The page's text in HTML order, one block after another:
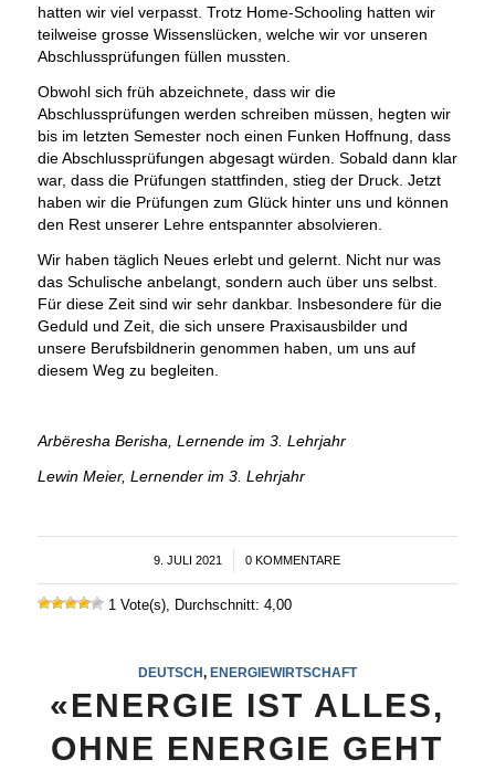
hatten wir viel verpasst. Trotz Home-Schooling hatten wir
teilweise grosse Wissenslücken, welche wir vor unseren
Abschlussprüfungen füllen mussten.
Obwohl sich früh abzeichnete, dass wir die
Abschlussprüfungen werden schreiben müssen, hegten wir
bis im letzten Semester noch einen Funken Hoffnung, dass
die Abschlussprüfungen abgesagt würden. Sobald dann klar
war, dass die Prüfungen stattfinden, stieg der Druck. Jetzt
haben wir die Prüfungen zum Glück hinter uns und können
den Rest unserer Lehre entspannter absolvieren.
Wir haben täglich Neues erlebt und gelernt. Nicht nur was
das Schulische anbelangt, sondern auch über uns selbst.
Für diese Zeit sind wir sehr dankbar. Insbesondere für die
Geduld und Zeit, die sich unsere Praxisausbilder und
unsere Berufsbildnerin genommen haben, um uns auf
diesem Weg zu begleiten.
Arbëresha Berisha, Lernende im 3. Lehrjahr
Lewin Meier, Lernender im 3. Lehrjahr
9. JULI 2021 0 KOMMENTARE
1 Vote(s), Durchschnitt: 4,00
DEUTSCH, ENERGIEWIRTSCHAFT
«ENERGIE IST ALLES,
OHNE ENERGIE GEHT